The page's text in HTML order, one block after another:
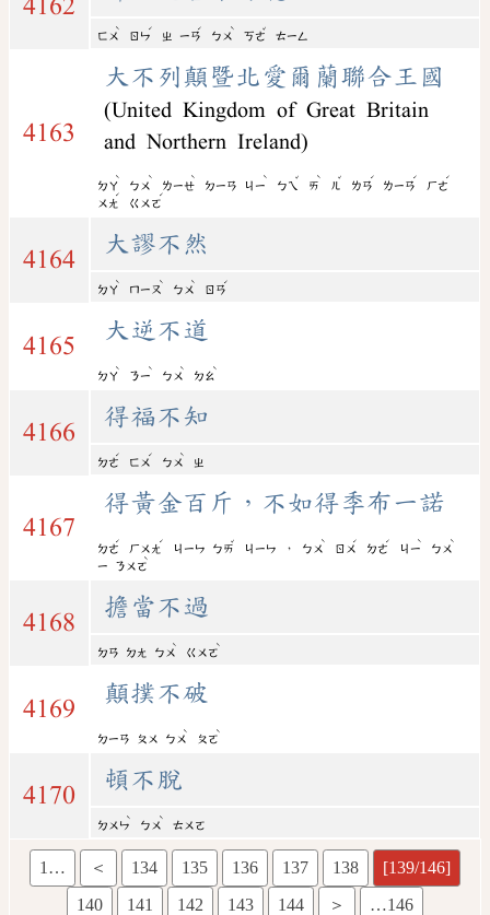
4162
ㄈㄨ
ˋ
ㄖㄣ
ˊ
ㄓ ㄧㄢ
ˊ
ㄅㄨ
ˋ
ㄎㄜ
ˇ
ㄊㄧㄥ
4163
大不列顛暨北愛爾蘭聯合王國
(United Kingdom of Great Britain
and Northern Ireland)
ㄉㄚ
ˋ
ㄅㄨ
ˋ
ㄌㄧㄝ
ˋ
ㄉㄧㄢ ㄐㄧ
ˋ
ㄅㄟ
ˇ
ㄞ
ˋ
ㄦ
ˇ
ㄌㄢ
ˊ
ㄌㄧㄢ
ˊ
ㄏㄜ
ˊ
ㄨㄤ
ˊ
ㄍㄨㄛ
ˊ
4164
大謬不然
ㄉㄚ
ˋ
ㄇㄧㄡ
ˋ
ㄅㄨ
ˋ
ㄖㄢ
ˊ
4165
大逆不道
ㄉㄚ
ˋ
ㄋㄧ
ˋ
ㄅㄨ
ˋ
ㄉㄠ
ˋ
4166
得福不知
ㄉㄜ
ˊ
ㄈㄨ
ˊ
ㄅㄨ
ˋ
ㄓ
4167
得黃金百斤，不如得季布一諾
ㄉㄜ
ˊ
ㄏㄨㄤ
ˊ
ㄐㄧㄣ ㄅㄞ
ˇ
ㄐㄧㄣ ， ㄅㄨ
ˋ
ㄖㄨ
ˊ
ㄉㄜ
ˊ
ㄐㄧ
ˋ
ㄅㄨ
ˋ
ㄧ ㄋㄨㄛ
ˋ
4168
擔當不過
ㄉㄢ ㄉㄤ ㄅㄨ
ˋ
ㄍㄨㄛ
ˋ
4169
顛撲不破
ㄉㄧㄢ ㄆㄨ ㄅㄨ
ˋ
ㄆㄛ
ˋ
4170
頓不脫
ㄉㄨㄣ
ˋ
ㄅㄨ
ˋ
ㄊㄨㄛ
1… ＜ 134 135 136 137 138
[139/146]
140
141 142 143 144 ＞ …146